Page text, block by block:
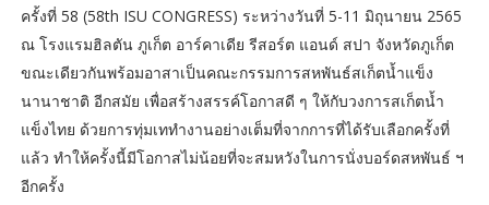
ครั้งที่ 58 (58th ISU CONGRESS) ระหว่างวันที่ 5-11 มิถุนายน 2565
ณ โรงแรมฮิลตัน ภูเก็ต อาร์คาเดีย รีสอร์ต แอนด์ สปา จังหวัดภูเก็ต
ขณะเดียวกันพร้อมอาสาเป็นคณะกรรมการสหพันธ์สเก็ตน้ำแข็ง
นานาชาติ อีกสมัย เพื่อสร้างสรรค์โอกาสดี ๆ ให้กับวงการสเก็ตน้ำ
แข็งไทย ด้วยการทุ่มเททำงานอย่างเต็มที่จากการที่ได้รับเลือกครั้งที่
แล้ว ทำให้ครั้งนี้มีโอกาสไม่น้อยที่จะสมหวังในการนั่งบอร์ดสหพันธ์ ฯ
อีกครั้ง